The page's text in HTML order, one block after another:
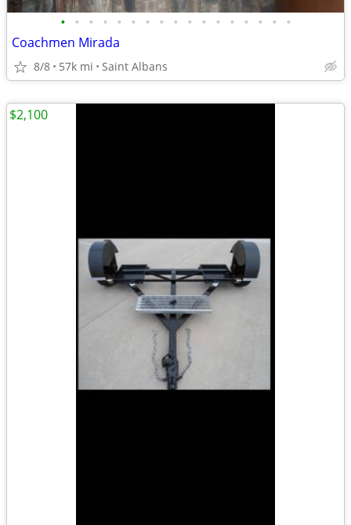
• • • • • • • • • • • • • • • • •
Coachmen Mirada
8/8 57k mi Saint Albans
$2,100